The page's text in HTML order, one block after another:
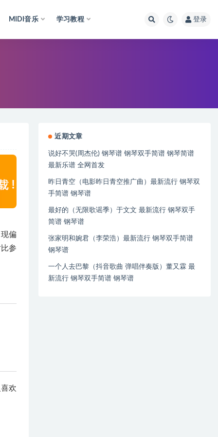
MIDI音乐 学习教程 登录
偏
参
欢
近期文章
说好不哭(周杰伦) 钢琴谱 钢琴双手简谱 钢琴简谱
最新乐谱 全网首发
昨日青空（电影昨日青空推广曲）最新流行 钢琴双
手简谱 钢琴谱
最好的（无限歌谣季）于文文 最新流行 钢琴双手
简谱 钢琴谱
张家明和婉君（李荣浩）最新流行 钢琴双手简谱
钢琴谱
一个人去巴黎（抖音歌曲 弹唱伴奏版）董又霖 最
新流行 钢琴双手简谱 钢琴谱